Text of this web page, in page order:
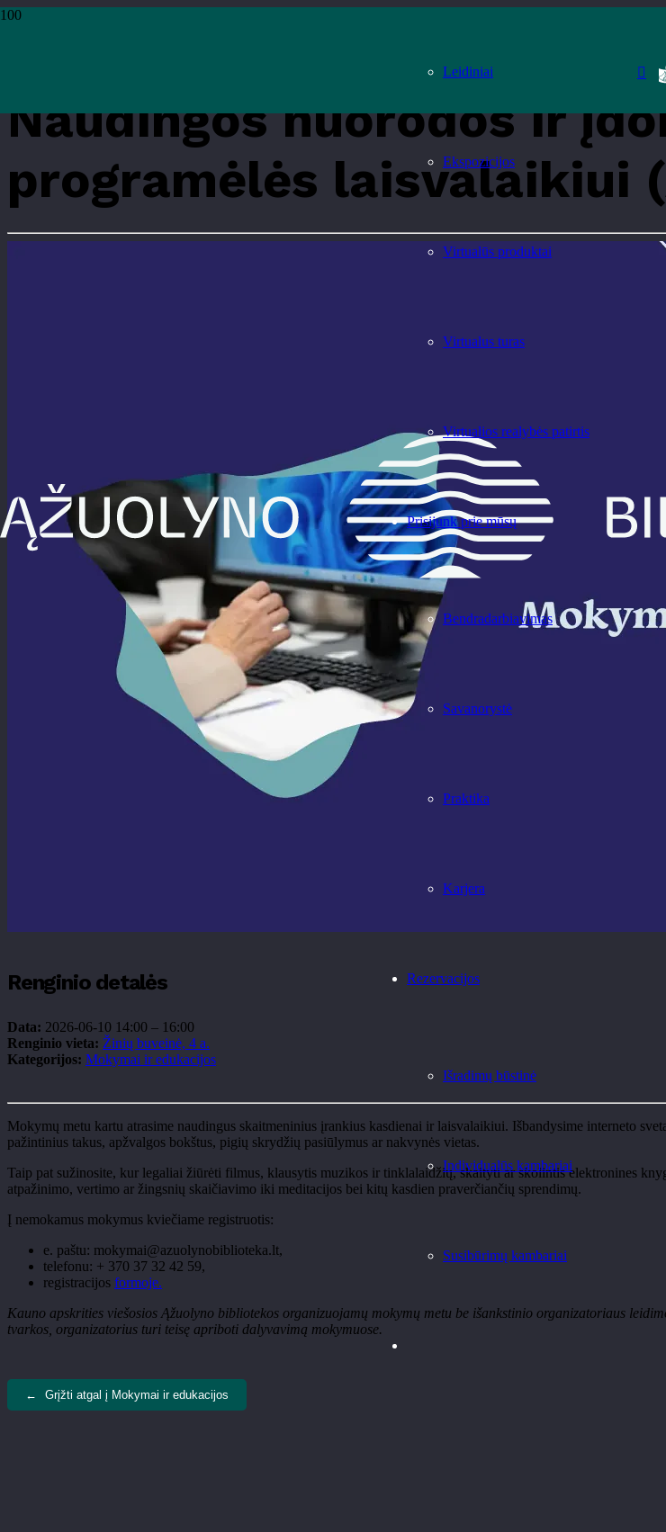
Leidiniai
Ekspozicijos
Virtualūs produktai
Virtualus turas
Virtualios realybės patirtis
Prisijunk prie mūsų
Bendradarbiavimas
Savanorystė
Praktika
Karjera
Rezervacijos
Išradimų būstinė
Individualūs kambariai
Susibūrimų kambariai
Pradžia
Naudingos nuorodos ir
programėlės laisvalaikiui
Renginio detalės
Data: 2026-06-10 14:00 – 16:00
Renginio vieta: Žinių buveinė, 4 a.
Kategorijos: Mokymai ir edukacijos
Mokymų metu kartu atrasime naudingus skaitmeninius įrankius kasdienai ir laisvalaikiui. Išbandysime interneto
pažintinius takus, apžvalgos bokštus, pigių skrydžių pasiūlymus ar nakvynės vietas.
Taip pat sužinosite, kur legaliai žiūrėti filmus, klausytis muzikos ir tinklalaidžių, skaityti ar skolintis elektronines
atpažinimo, vertimo ar žingsnių skaičiavimo iki meditacijos bei kitų kasdien praverčiančių sprendimų.
Į nemokamus mokymus kviečiame registruotis:
e. paštu: mokymai@azuolynobiblioteka.lt,
telefonu: + 370 37 32 42 59,
registracijos formoje.
Kauno apskrities viešosios Ąžuolyno bibliotekos organizuojamų mokymų metu be išankstinio organizatoriaus
tvarkos, organizatorius turi teisę apriboti dalyvavimą mokymuose.
← Grįžti atgal į Mokymai ir edukacijos